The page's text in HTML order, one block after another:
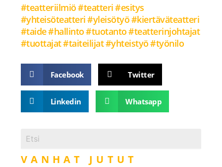
#teatteriilmiö#teatteri#esitys
#yhteisöteatteri#yleisötyö#kiertäväteatteri
#taide#hallinto#tuotanto#teatterinjohtajat
#tuottajat#taiteilijat#yhteistyö#työnilo
Facebook Twitter
Linkedin Whatsapp
VANHAT JUTUT